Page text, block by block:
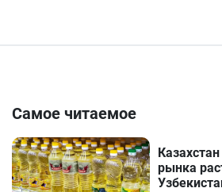
Самое читаемое
рынка